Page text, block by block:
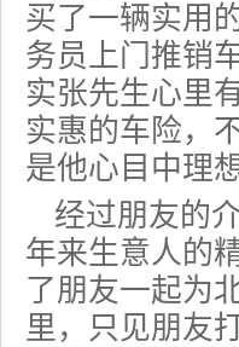
买了一辆实用
务员上门推销
实张先生心里
实惠的车险，
是他心目中理
经过朋友的
年来生意人的
了朋友一起为
里，只见朋友